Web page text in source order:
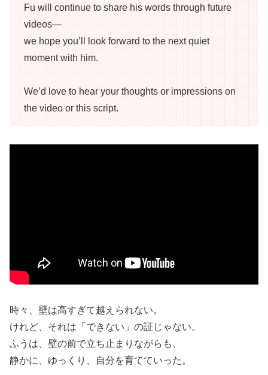
Fu will continue to share his words through future
videos—
we hope you’ll look forward to the next quiet
moment with him.
We’d love to hear your thoughts or impressions on
the video or this script.
時々、壁は高すぎて越えられない。
けれど、それは「できない」の証じゃない。
ふうは、壁の前で立ち止まりながらも、
静かに、ゆっくり、自分を育てていった。